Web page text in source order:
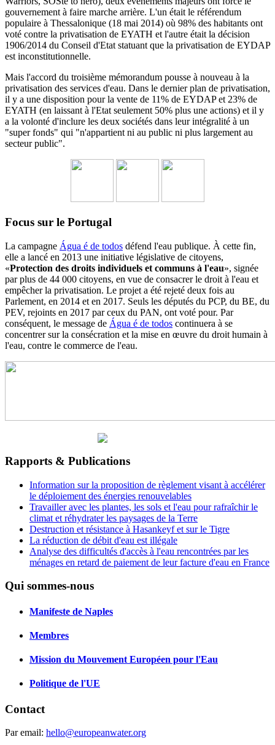
gouvernement à faire marche arrière. L'un était le référendum
populaire à Thessalonique (18 mai 2014) où 98% des habitants ont
voté contre la privatisation de EYATH et l'autre était la décision
1906/2014 du Conseil d'Etat statuant que la privatisation de EYDAP
est inconstitutionnelle.
Mais l'accord du troisième mémorandum pousse à nouveau à la
privatisation des services d'eau. Dans le dernier plan de privatisation,
il y a une disposition pour la vente de 11% de EYDAP et 23% de
EYATH (en laissant à l'Etat seulement 50% plus une actions) et il y
a la volonté d'inclure les deux sociétés dans leur intégralité à un
"super fonds" qui "n'appartient ni au public ni plus largement au
secteur public".
Focus sur le Portugal
La campagne Água é de todos défend l'eau publique. À cette fin,
elle a lancé en 2013 une initiative législative de citoyens,
«Protection des droits individuels et communs à l'eau», signée
par plus de 44 000 citoyens, en vue de consacrer le droit à l'eau et
empêcher la privatisation. Le projet a été rejeté deux fois au
Parlement, en 2014 et en 2017. Seuls les députés du PCP, du BE, du
PEV, rejoints en 2017 par ceux du PAN, ont voté pour. Par
conséquent, le message de Água é de todos continuera à se
concentrer sur la consécration et la mise en œuvre du droit humain à
l'eau, contre le commerce de l'eau.
Rapports & Publications
Information sur la proposition de règlement visant à accélérer
le déploiement des énergies renouvelables
Travailler avec les plantes, les sols et l'eau pour rafraîchir le
climat et réhydrater les paysages de la Terre
Destruction et résistance à Hasankeyf et sur le Tigre
La réduction de débit d'eau est illégale
Analyse des difficultés d'accès à l'eau rencontrées par les
ménages en retard de paiement de leur facture d'eau en France
Qui sommes-nous
Manifeste de Naples
Membres
Mission du Mouvement Européen pour l'Eau
Politique de l'UE
Contact
Par email: hello@europeanwater.org